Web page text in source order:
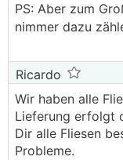
PS: Aber zum
nimmer dazu
Ricardo
Wir haben alle
Lieferung erfolgt
Dir alle Fliesen
Probleme.